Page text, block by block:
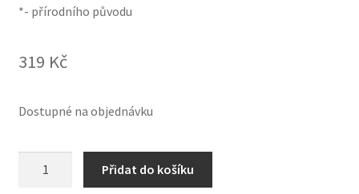
*- přírodního původu
319 Kč
Dostupné na objednávku
Přidat do košíku